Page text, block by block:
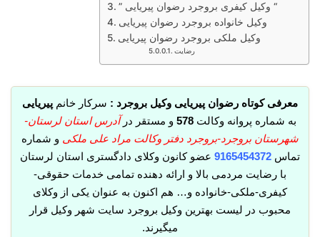
” وکیل کیفری بروجرد رضوان پیریایی “
وکیل خانواده بروجرد رضوان پیریایی
وکیل ملکی بروجرد رضوان پیریایی
رضایت
معرفی کوتاه رضوان پیریایی وکیل بروجرد : سرکار خانم پیریایی
به شماره پروانه وکالت578 و مستقر درآدرس استان لرستان-
شهرستان بروجرد-بروجرد دفتر وکالت مراد علی ملکی و شماره
تماس 9165454372 عضو کانون وکلای دادگستری استان لرستان
با رضایت مردمی بالا و ارائه دهنده تمامی خدمات حقوقی-
کیفری-ملکی-خانواده و… هم اکنون به عنوان یکی از وکلای
محبوب در لیست بهترین وکیل بروجرد سایت شهر وکیل قرار
میگیرند.